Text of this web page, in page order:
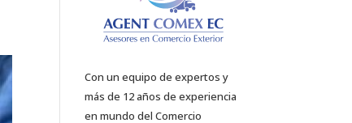
Con un equipo de expertos y
más de 12 años de experiencia
en mundo del Comercio